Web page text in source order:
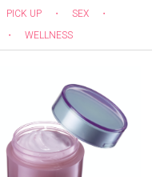
PICK UP ・ SEX
・
・ WELLNESS